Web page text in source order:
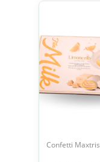
Confetti Maxtris